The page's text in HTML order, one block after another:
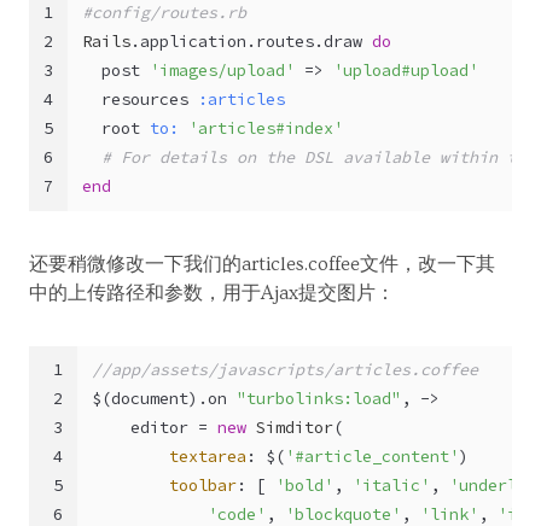
1
2
3
4
5
6
7
#config/routes.rb
Rails.application.routes.draw do
  post
'images/upload' =>
'upload#upload'
  resources
:articles
  root
to:
'articles#index'
# For details on the DSL available within
end
还要稍微修改一下我们的articles.coffee文件，改一下其
中的上传路径和参数，用于Ajax提交图片：
1
2
3
4
5
6
//app/assets/javascripts/articles.coffee
$(document).on "turbolinks:load" , ->
    editor =
new Simditor(
textarea : $( '#article_content' )
toolbar: [ 'bold' , 'italic' ,
'code' , 'blockquote' , 'link' ,